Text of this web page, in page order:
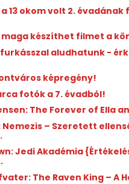
13 okom volt 2.
készíthet filmet a
aludhatunk -
képregény!
fotók a 7. évadból!
The ​Forever of Ella
Nemezis – Szeretett
Jedi ​Akadémia
The ​Raven King – A